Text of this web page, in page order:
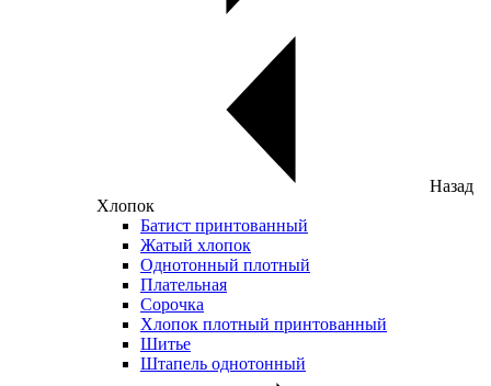
Назад
Хлопок
Батист принтованный
Жатый хлопок
Однотонный плотный
Плательная
Сорочка
Хлопок плотный принтованный
Шитье
Штапель однотонный